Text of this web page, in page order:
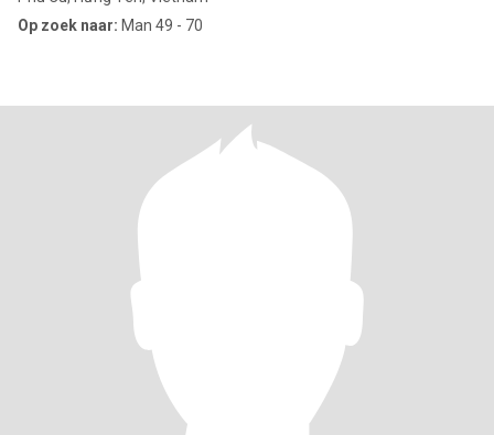
Op zoek naar: Man 49 - 70